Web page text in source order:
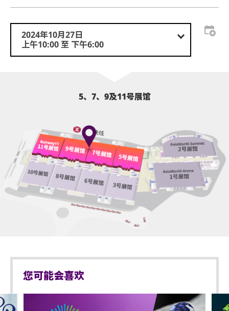
2024年10月27日
上午10:00 至 下午6:00
5、7、9及11号展馆
您可能会喜欢